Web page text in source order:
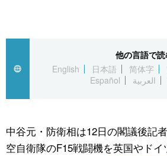
経済・ビジネス
国際
文化
トップ
アーカイブ
In-depth
Japan Data
動画/Live
スポーツ・東京2020
他の言語で
English
日本語 简体字
Español
العربية
中谷元・防衛相は12日の閣議後記
空自衛隊のF15戦闘機を英国やド